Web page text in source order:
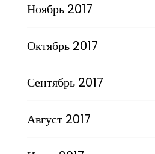
Ноябрь 2017
Октябрь 2017
Сентябрь 2017
Август 2017